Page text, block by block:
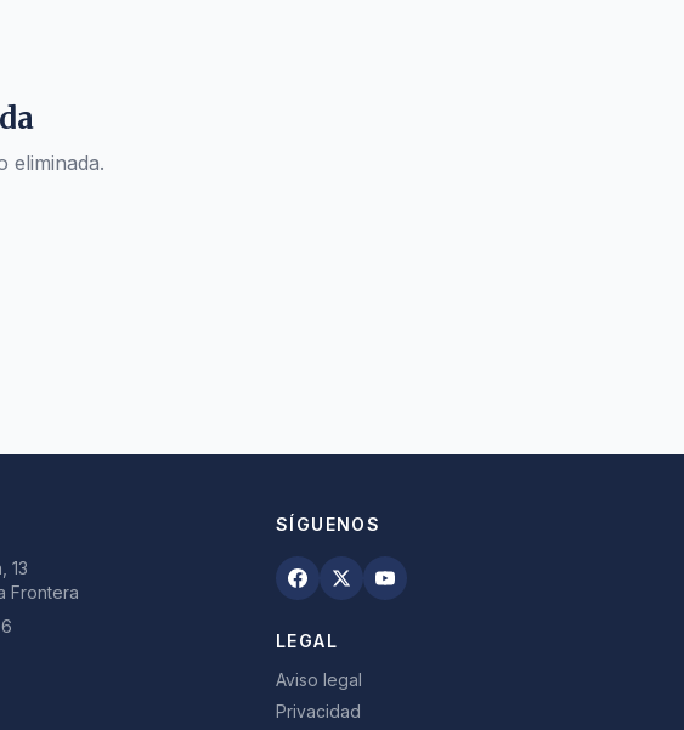
eliminada.
13
Frontera
SÍGUENOS
LEGAL
Aviso legal
Privacidad